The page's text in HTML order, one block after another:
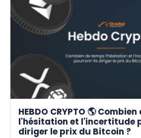
HEBDO CRYPTO 🌎
l'hésitation et l'incertitude
diriger le prix du Bitcoin ?